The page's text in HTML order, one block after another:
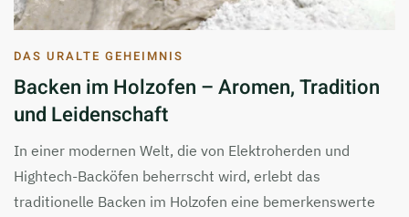
DAS URALTE GEHEIMNIS
Backen im Holzofen – Aromen, Tradition
und Leidenschaft
In einer modernen Welt, die von Elektroherden und
Hightech-Backöfen beherrscht wird, erlebt das
traditionelle Backen im Holzofen eine bemerkenswerte